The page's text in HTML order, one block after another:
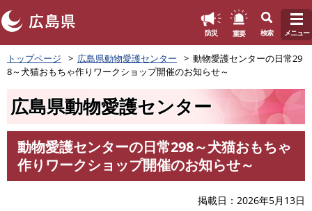
ペ
ー
ジ
防災 重要 検索 メニュー
トップページ 広島県動物愛護センター
動物愛護センターの日常29
8～犬猫おもちゃ作りワークショップ開催のお知らせ～
広島県動物愛護センター
動物愛護センターの日常298～犬猫おもちゃ
作りワークショップ開催のお知らせ～
掲載日 2026年5月13日